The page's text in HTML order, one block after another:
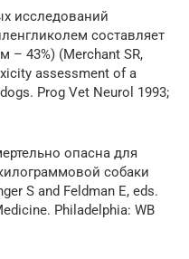
исследований
составляет
– 43%) (Merchant SR,
assessment of a
Prog Vet Neurol 1993;
опасна для
собаки
S and Feldman E, eds.
Philadelphia: WB